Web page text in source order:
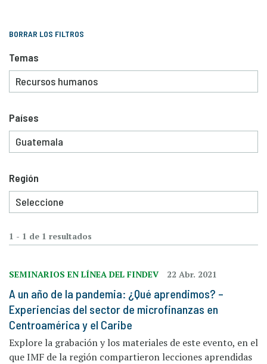
1 - 1 de 1 resultados
SEMINARIOS EN LÍNEA DEL FINDEV 22 Abr. 2021
A un año de la pandemia: ¿Qué aprendimos? –
Experiencias del sector de microfinanzas en
Centroamérica y el Caribe
Explore la grabación y los materiales de este evento, en el
que IMF de la región compartieron lecciones aprendidas
BORRAR LOS FILTROS
Temas
Países
Región